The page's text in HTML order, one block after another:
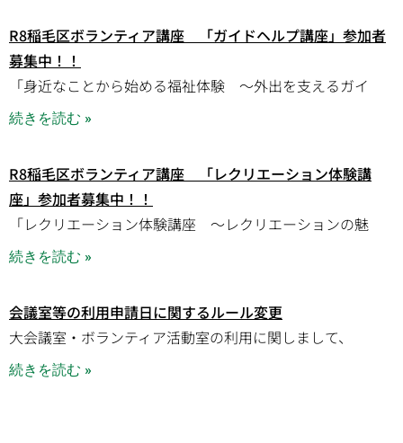
R8稲毛区ボランティア講座 「ガイドヘルプ講座」参加者
募集中！！
「身近なことから始める福祉体験 ～外出を支えるガイ
続きを読む »
R8稲毛区ボランティア講座 「レクリエーション体験講
座」参加者募集中！！
「レクリエーション体験講座 ～レクリエーションの魅
続きを読む »
会議室等の利用申請日に関するルール変更
大会議室・ボランティア活動室の利用に関しまして、
続きを読む »